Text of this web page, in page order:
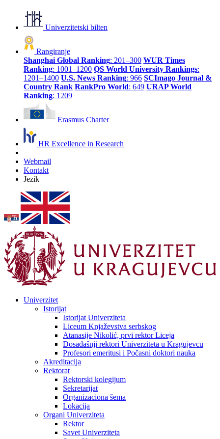
Univerzitetski bilten
Rangiranje
Shanghai Global Ranking: 201–300 WUR Times
Ranking: 1001–1200 QS World University Rankings:
1201–1400 U.S. News Ranking: 966 SCImago Journal &
Country Rank RankPro World: 649 URAP World
Ranking: 1209
Erasmus Charter
HR Excellence in Research
Webmail
Kontakt
Jezik
Univerzitet
Istorijat
Istorijat Univerziteta
Liceum Knjaževstva serbskog
Atanasije Nikolić, prvi rektor Liceja
Dosadašnji rektori Univerziteta u Kragujevcu
Profesori emeritusi i Počasni doktori nauka
Akreditacija
Rektorat
Rektorski kolegijum
Sekretarijat
Organizaciona šema
Lokacija
Organi Univerziteta
Rektor
Savet Univerziteta